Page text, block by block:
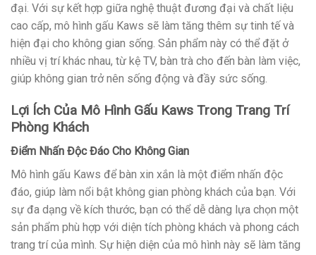
đại. Với sự kết hợp giữa nghệ thuật đương đại và chất liệu
cao cấp, mô hình gấu Kaws sẽ làm tăng thêm sự tinh tế và
hiện đại cho không gian sống. Sản phẩm này có thể đặt ở
nhiều vị trí khác nhau, từ kệ TV, bàn trà cho đến bàn làm việc,
giúp không gian trở nên sống động và đầy sức sống.
Lợi Ích Của Mô Hình Gấu Kaws Trong Trang Trí
Phòng Khách
Điểm Nhấn Độc Đáo Cho Không Gian
Mô hình gấu Kaws để bàn xin xắn là một điểm nhấn độc
đáo, giúp làm nổi bật không gian phòng khách của bạn. Với
sự đa dạng về kích thước, bạn có thể dễ dàng lựa chọn một
sản phẩm phù hợp với diện tích phòng khách và phong cách
trang trí của mình. Sự hiện diện của mô hình này sẽ làm tăng